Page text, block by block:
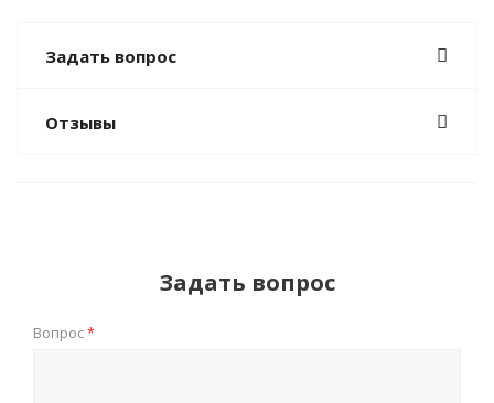
Задать вопрос
Отзывы
Задать вопрос
Вопрос*